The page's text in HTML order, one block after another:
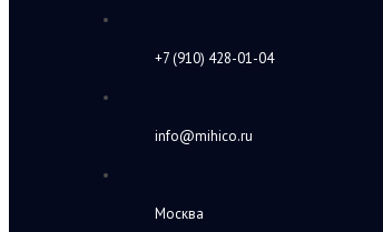
+7 (910) 428-01-04
info@mihico.ru
Москва